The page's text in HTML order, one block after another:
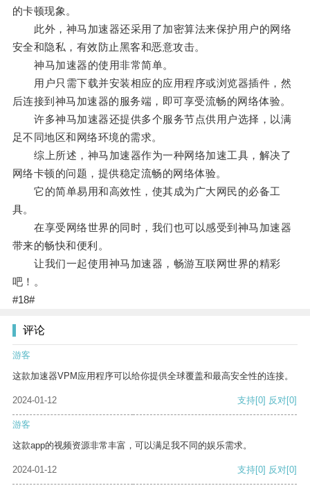
的卡顿现象。
此外，神马加速器还采用了加密算法来保护用户的网络
安全和隐私，有效防止黑客和恶意攻击。
神马加速器的使用非常简单。
用户只需下载并安装相应的应用程序或浏览器插件，然
后连接到神马加速器的服务端，即可享受流畅的网络体验。
许多神马加速器还提供多个服务节点供用户选择，以满
足不同地区和网络环境的需求。
综上所述，神马加速器作为一种网络加速工具，解决了
网络卡顿的问题，提供稳定流畅的网络体验。
它的简单易用和高效性，使其成为广大网民的必备工
具。
在享受网络世界的同时，我们也可以感受到神马加速器
带来的畅快和便利。
让我们一起使用神马加速器，畅游互联网世界的精彩
吧！。
#18#
评论
游客
这款加速器VPM应用程序可以给你提供全球覆盖和最高安全性的连接。
2024-01-12 支持[0] 反对[0]
游客
这款app的视频资源非常丰富，可以满足我不同的娱乐需求。
2024-01-12 支持[0] 反对[0]